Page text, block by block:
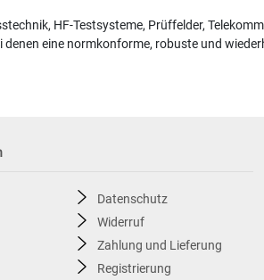
HF-Testsysteme, Prüffelder,
denen eine normkonforme, robuste und
Datenschutz
Widerruf
Zahlung und Lieferung
Registrierung